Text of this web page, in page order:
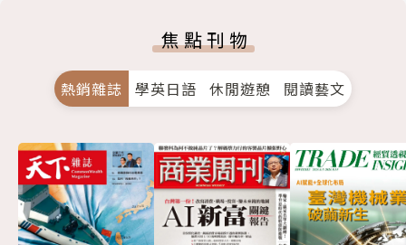
焦點刊物
熱銷雜誌 學英日語 休閒遊憩 閱讀藝文